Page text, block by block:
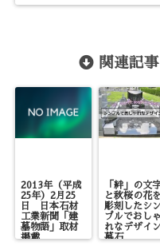
関連記
2013年（平成
25年）2月25
日 日本石材
工業新聞「建
墓物語」取材
掲載
「絆」の文
と秋桜の花を
彫刻したシン
プルでおしゃ
れなデザイン
墓石